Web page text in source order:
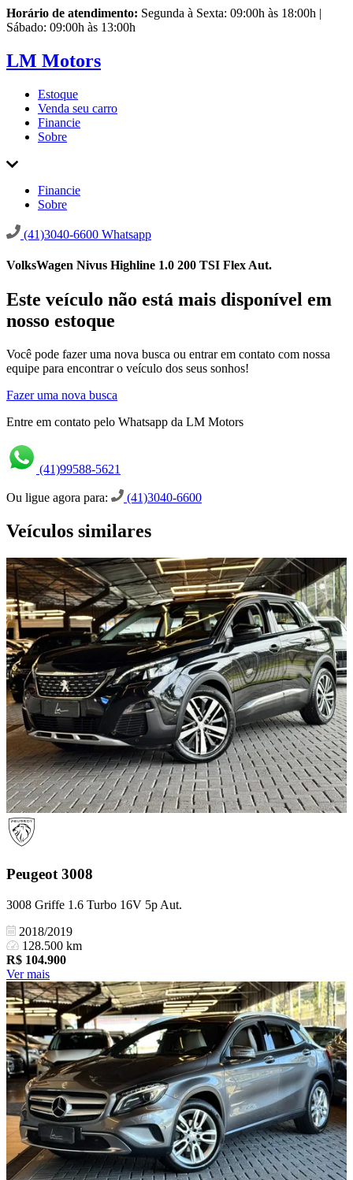
Horário de atendimento: Segunda à Sexta: 09:00h às 18:00h |
Sábado: 09:00h às 13:00h
LM Motors
Estoque
Venda seu carro
Financie
Sobre
Financie
Sobre
(41)3040-6600 Whatsapp
VolksWagen Nivus Highline 1.0 200 TSI Flex Aut.
Este veículo não está mais disponível em
nosso estoque
Você pode fazer uma nova busca ou entrar em contato com nossa
equipe para encontrar o veículo dos seus sonhos!
Fazer uma nova busca
Entre em contato pelo Whatsapp da LM Motors
(41)99588-5621
Ou ligue agora para: (41)3040-6600
Veículos similares
Peugeot3008
3008 Griffe 1.6 Turbo 16V 5p Aut.
2018/2019
128.500 km
R$ 104.900
Ver mais